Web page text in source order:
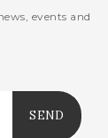
events and